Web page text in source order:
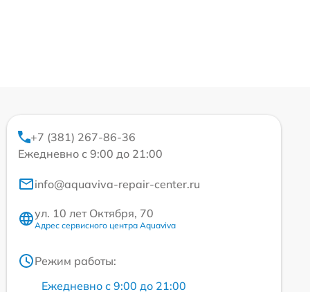
+7 (381) 267-86-36
Ежедневно с 9:00 до 21:00
info@aquaviva-repair-center.ru
ул. 10 лет Октября, 70
Адрес сервисного центра Aquaviva
Режим работы:
Ежедневно с 9:00 до 21:00